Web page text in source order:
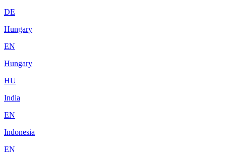
DE
Hungary
EN
Hungary
HU
India
EN
Indonesia
EN